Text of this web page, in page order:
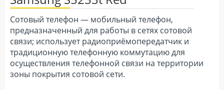
Сотовый телефон — мобильный телефон,
предназначенный для работы в сетях сотовой
связи; использует радиоприёмопередатчик и
традиционную телефонную коммутацию для
осуществления телефонной связи на территории
зоны покрытия сотовой сети.